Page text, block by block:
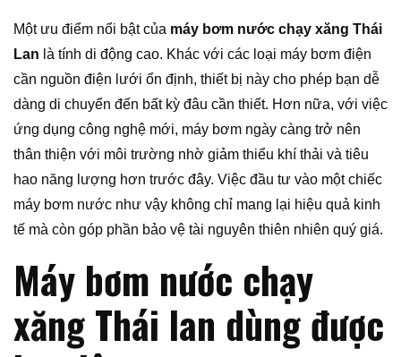
Một ưu điểm nổi bật của máy bơm nước chạy xăng Thái
Lan là tính di động cao. Khác với các loại máy bơm điện
cần nguồn điện lưới ổn định, thiết bị này cho phép bạn dễ
dàng di chuyển đến bất kỳ đâu cần thiết. Hơn nữa, với việc
ứng dụng công nghệ mới, máy bơm ngày càng trở nên
thân thiện với môi trường nhờ giảm thiểu khí thải và tiêu
hao năng lượng hơn trước đây. Việc đầu tư vào một chiếc
máy bơm nước như vậy không chỉ mang lại hiệu quả kinh
tế mà còn góp phần bảo vệ tài nguyên thiên nhiên quý giá.
Máy bơm nước chạy
xăng Thái lan dùng được